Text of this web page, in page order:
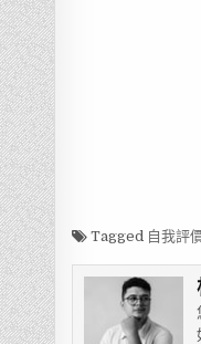
Tagged 自我評